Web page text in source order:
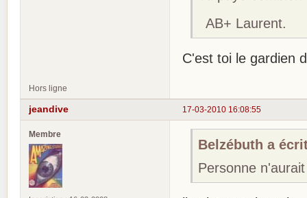
AB+ Laurent.
C'est toi le gardien
Hors ligne
17-03-2010 16:08:55
jeandive
Membre
Belzébuth a
Personne